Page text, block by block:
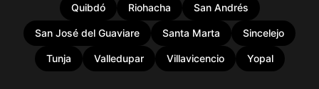
Quibdó Riohacha San Andrés
San José del Guaviare Santa Marta Sincelejo
Tunja Valledupar Villavicencio Yopal